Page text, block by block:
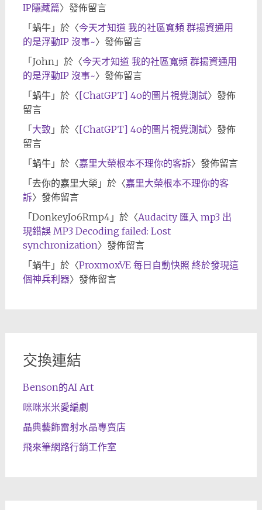
IP隱藏篇〉發佈留言
「蝸牛」於〈今天才知道 我的社區寬頻 群揚資通用
的是浮動IP 沒事~〉發佈留言
「John 」於〈今天才知道 我的社區寬頻 群揚資通用
的是浮動IP 沒事~〉發佈留言
「蝸牛」於〈[ChatGPT] 4o的圖片視覺測試〉發佈
留言
「大致 」於〈[ChatGPT] 4o的圖片視覺測試〉發佈
留言
「蝸牛」於〈嘉里大榮根本不理你的客訴〉發佈留言
「去你的嘉里大榮 」於〈嘉里大榮根本不理你的客
訴〉發佈留言
「DonkeyJo6Rmp4」於〈Audacity 匯入 mp3 出
現錯誤 MP3 Decoding failed: Lost
synchronization〉發佈留言
「蝸牛」於〈ProxmoxVE 每日自動快照 終於發現這
個神兵利器〉發佈留言
交換連結
Benson的AI Art
咪咪米米愛編劇
晶典藝飾雷射水晶專賣店
飛來筆網路行銷工作室